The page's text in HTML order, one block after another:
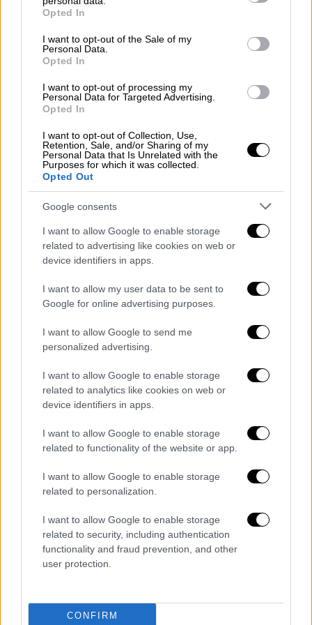
grant or deny consent to Google and its third-party tags to
use your data for below specified purposes in below Google
consent section.
Opted In
I want to opt-out of the Sale of my
Personal Data.
Opted In
I want to opt-out of processing my
Personal Data for Targeted Advertising.
Opted In
I want to opt-out of Collection, Use,
Retention, Sale, and/or Sharing of my
Personal Data that Is Unrelated with the
Purposes for which it was collected.
Opted Out
Google consents
I want to allow Google to enable storage
related to advertising like cookies on web or
device identifiers in apps.
I want to allow my user data to be sent to
Google for online advertising purposes.
I want to allow Google to send me
personalized advertising.
I want to allow Google to enable storage
related to analytics like cookies on web or
device identifiers in apps.
I want to allow Google to enable storage
related to functionality of the website or app.
I want to allow Google to enable storage
related to personalization.
I want to allow Google to enable storage
related to security, including authentication
functionality and fraud prevention, and other
user protection.
CONFIRM
Απαντώντας σε ερώτηση αν θα απομακρύνει
του ως επικεφαλής της Fed το 2026, ο Τραμπ
έδωσε την πιο κατηγορητική άρνησή του
λέγοντας: «Όχι, όχι, όχι. Αυτό ήταν ένα
πλήρες -- γιατί να το έκανα; Θα
αντικαταστήσω το άτομο σε μια άλλη
περίοδο σύντομα».
Οι μετοχές στηΓουόλ Στριτ
κατακρημνίστηκαν τον περασμένο μήνα όταν
Τραμππολλαπλασίασε τις επιθέσεις του
ανησυχίες για την αυτονομία της κεντρικής
τράπεζας και προκαλώντας αναταράξεις
Τραμπυποχώρησε κάπως.
Τα σημερινά σχόλιά του είναι η πιο σαφής
ένδειξη μέχρι τώρα ότι ο πρόεδρος των
ΗΠΑ θα διατηρήσει τον Πάουελ στη θέση
του, κάτι που μπορεί να καθησυχάσει τις
αγορές που αναστατώθηκαν υπέστησαν από
τις κινήσεις του Τραμπ για αλλαγή του
συστήματος του παγκόσμιου εμπορίου με
ένα τσουνάμι δασμών.
Στις 2 Απριλίου, οΤραμπεπέβαλε δασμούς
10% στις περισσότερες χώρες, μαζί με
υψηλότερα ποσοστά δασμών για πολλούς
εμπορικούς εταίρους που στη συνέχεια
ανεστάλησαν για 90 ημέρες. Επέβαλε επίσης
δασμούς 25% στα αυτοκίνητα, στον χάλυβα
Καναδά και στο Μεξικό, και δασμούς 145%